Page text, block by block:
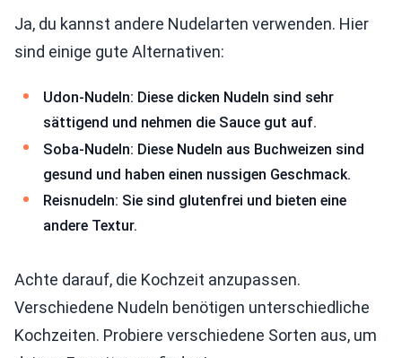
Ja, du kannst andere Nudelarten verwenden. Hier
sind einige gute Alternativen:
Udon-Nudeln: Diese dicken Nudeln sind sehr
sättigend und nehmen die Sauce gut auf.
Soba-Nudeln: Diese Nudeln aus Buchweizen sind
gesund und haben einen nussigen Geschmack.
Reisnudeln: Sie sind glutenfrei und bieten eine
andere Textur.
Achte darauf, die Kochzeit anzupassen.
Verschiedene Nudeln benötigen unterschiedliche
Kochzeiten. Probiere verschiedene Sorten aus, um